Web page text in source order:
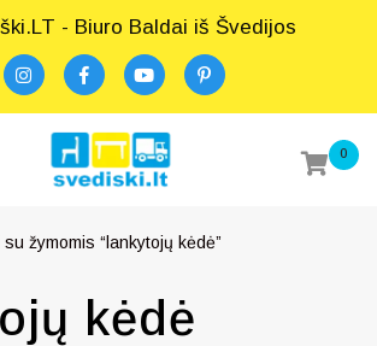
- Biuro Baldai iš Švedijos
0
žymomis “lankytojų kėdė”
kėdė